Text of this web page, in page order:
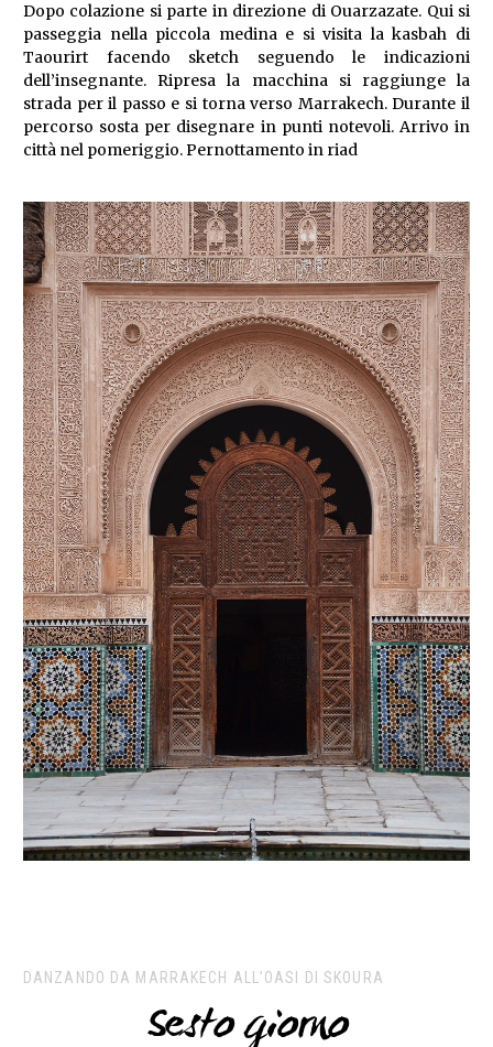
Dopo colazione si parte in direzione di Ouarzazate. Qui si
passeggia nella piccola medina e si visita la kasbah di
Taourirt facendo sketch seguendo le indicazioni
dell’insegnante. Ripresa la macchina si raggiunge la
strada per il passo e si torna verso Marrakech. Durante il
percorso sosta per disegnare in punti notevoli. Arrivo in
città nel pomeriggio. Pernottamento in riad
DANZANDO DA MARRAKECH ALL’OASI DI SKOURA
Sesto giorno